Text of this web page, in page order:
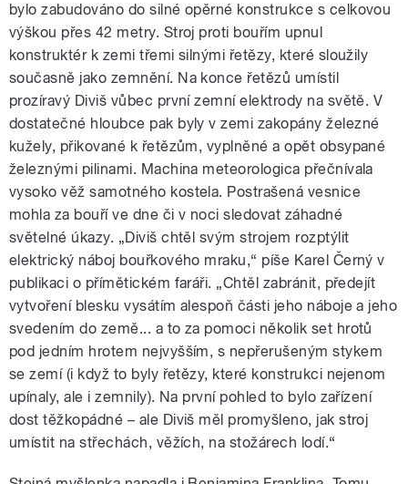
bylo zabudováno do silné opěrné konstrukce s celkovou
výškou přes 42 metry. Stroj proti bouřím upnul
konstruktér k zemi třemi silnými řetězy, které sloužily
současně jako zemnění. Na konce řetězů umístil
prozíravý Diviš vůbec první zemní elektrody na světě. V
dostatečné hloubce pak byly v zemi zakopány železné
kužely, přikované k řetězům, vyplněné a opět obsypané
železnými pilinami. Machina meteorologica přečnívala
vysoko věž samotného kostela. Postrašená vesnice
mohla za bouří ve dne či v noci sledovat záhadné
světelné úkazy. „Diviš chtěl svým strojem rozptýlit
elektrický náboj bouřkového mraku,“ píše Karel Černý v
publikaci o přímětickém faráři. „Chtěl zabránit, předejít
vytvoření blesku vysátím alespoň části jeho náboje a jeho
svedením do země... a to za pomoci několik set hrotů
pod jedním hrotem nejvyšším, s nepřerušeným stykem
se zemí (i když to byly řetězy, které konstrukci nejenom
upínaly, ale i zemnily). Na první pohled to bylo zařízení
dost těžkopádné – ale Diviš měl promyšleno, jak stroj
umístit na střechách, věžích, na stožárech lodí.“